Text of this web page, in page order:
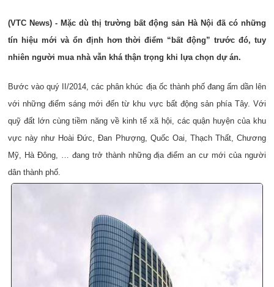
(VTC News) - Mặc dù thị trường bất động sản Hà Nội đã có những
tín hiệu mới và ổn định hơn thời điểm “bất động” trước đó, tuy
nhiên người mua nhà vẫn khá thận trọng khi lựa chọn dự án.
Bước vào quý II/2014, các phân khúc địa ốc thành phố đang ấm dần lên
với những điểm sáng mới đến từ khu vực bất động sản phía Tây. Với
quỹ đất lớn cùng tiềm năng về kinh tế xã hội, các quận huyện của khu
vực này như Hoài Đức, Đan Phượng, Quốc Oai, Thạch Thất, Chương
Mỹ, Hà Đông, … đang trở thành những địa điểm an cư mới của người
dân thành phố.